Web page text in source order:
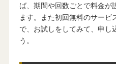
ば、期間や回数ごとで料金が
ます。また初回無料のサー
で、お試しをしてみて、申し
う。